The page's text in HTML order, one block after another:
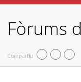
Fòrums
Compartiu